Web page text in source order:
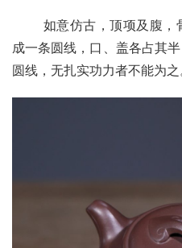
成一条圆线，口、盖各占其
圆线，无扎实功力者不能为之